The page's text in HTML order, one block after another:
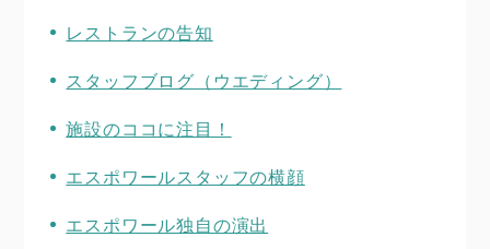
レストランの告知
スタッフブログ（ウエディング）
施設のココに注目！
エスポワールスタッフの横顔
エスポワール独自の演出